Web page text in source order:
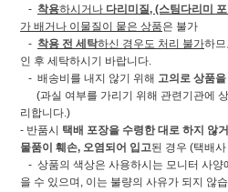
- 착용하시거나 다리미질, (스팀다리미
가 배거나 이물질이 뭍은 상품은 불가
- 착용 전 세탁하신 경우도 처리 불가하
인 후 세탁하시기 바랍니다.
- 배송비를 내지 않기 위해 고의로 상품
(과실 여부를 가리기 위해 관련기관에
리합니다.)
- 반품시 택배 포장을 수령한 대로 하지 않
물품이 훼손, 오염되어 입고된 경우 (택배
- 상품의 색상은 사용하시는 모니터 사양
을 수 있으며, 이는 불량의 사유가 되지 않